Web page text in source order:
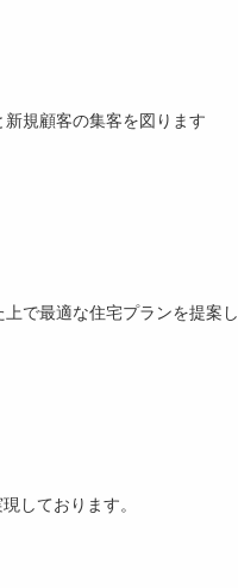
規顧客の集客を図ります
で最適な住宅プランを提案し
しております。